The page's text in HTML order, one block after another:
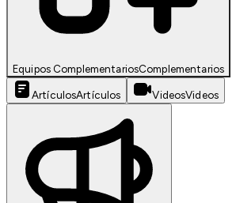
Equipos ComplementariosComplementarios
ArtículosArtículos VideosVideos